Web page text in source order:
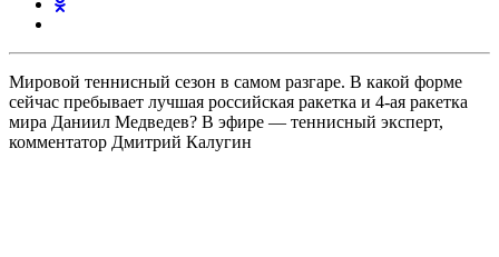
Мировой теннисный сезон в самом разгаре. В какой форме
сейчас пребывает лучшая российская ракетка и 4-ая ракетка
мира Даниил Медведев? В эфире — теннисный эксперт,
комментатор Дмитрий Калугин